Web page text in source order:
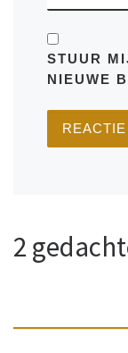
STUUR
NIEUWE
2